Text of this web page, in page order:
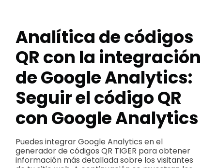
Analítica de códigos
QR con la integración
de Google Analytics:
Seguir el código QR
con Google Analytics
Puedes integrar Google Analytics en el
generador de códigos QR TIGER para obtener
información más detallada sobre los visitantes